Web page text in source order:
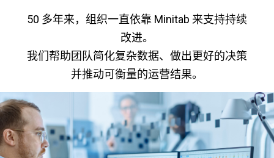
50 多年来，组织一直依靠 Minitab 来支持持续
改进。
我们帮助团队简化复杂数据、做出更好的决策
并推动可衡量的运营结果。